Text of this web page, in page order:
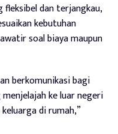
fleksibel dan terjangkau,
kebutuhan
soal biaya maupun
berkomunikasi bagi
ke luar negeri
di rumah,”